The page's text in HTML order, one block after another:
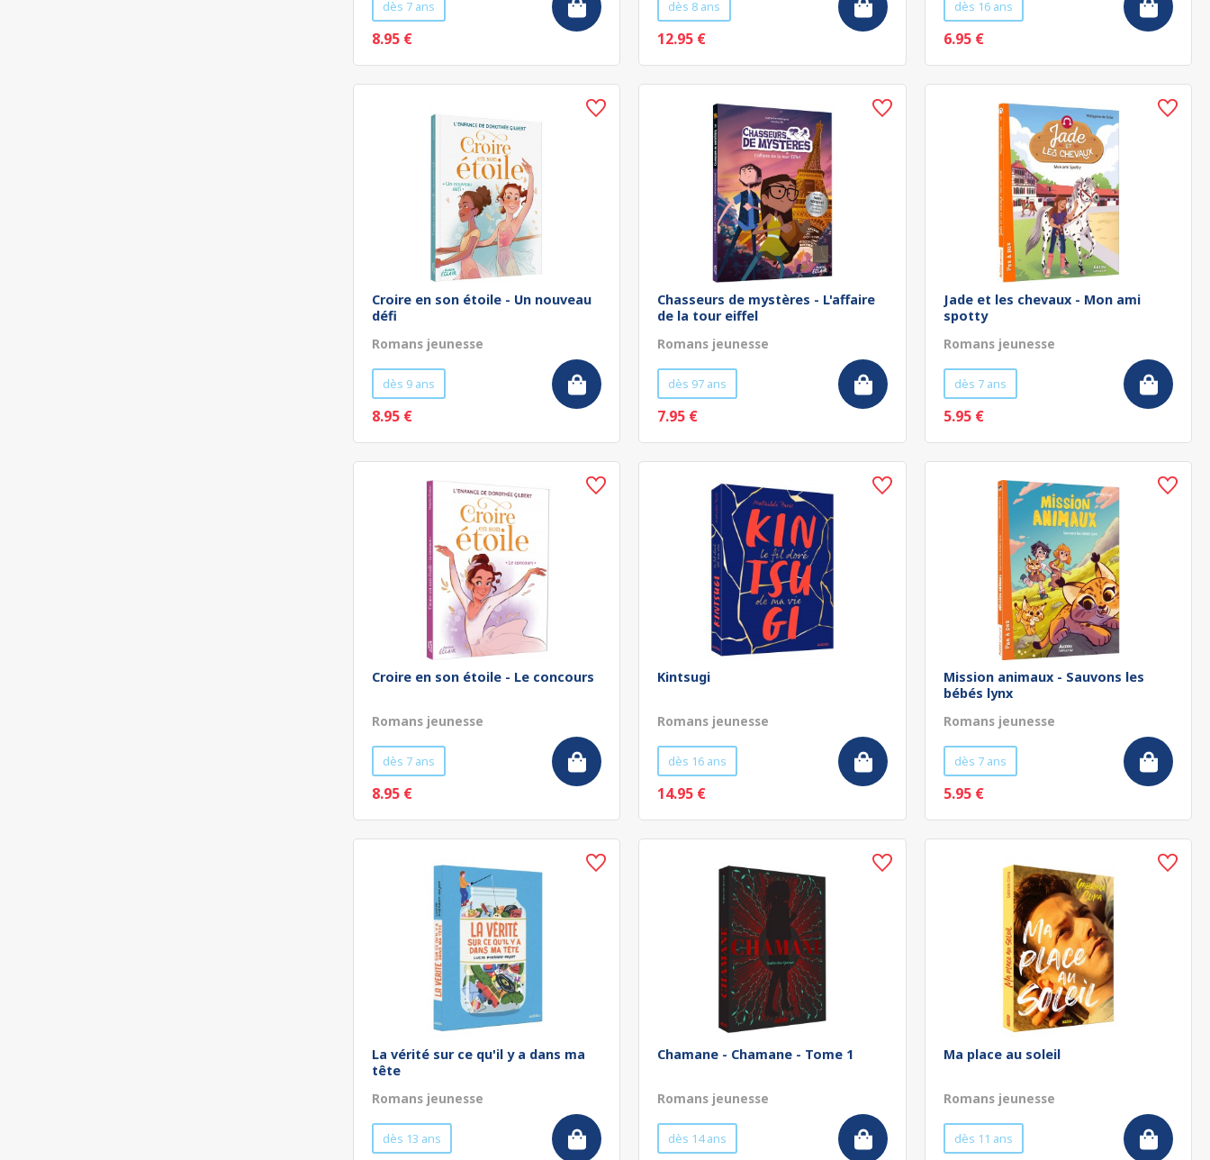
dès 7 ans
8.95 €
dès 8 ans
12.95 €
dès 16 ans
6.95 €
Croire en son étoile - Un nouveau
défi
Romans jeunesse
dès 9 ans
8.95 €
Chasseurs de mystères - L'affaire
de la tour eiffel
Romans jeunesse
dès 97 ans
7.95 €
Jade et les chevaux - Mon ami
spotty
Romans jeunesse
dès 7 ans
5.95 €
Croire en son étoile - Le concours
Romans jeunesse
dès 7 ans
8.95 €
Kintsugi
Romans jeunesse
dès 16 ans
14.95 €
Mission animaux - Sauvons les
bébés lynx
Romans jeunesse
dès 7 ans
5.95 €
La vérité sur ce qu'il y a dans ma
tête
Romans jeunesse
dès 13 ans
Chamane - Chamane - Tome 1
Romans jeunesse
dès 14 ans
Ma place au soleil
Romans jeunesse
dès 11 ans